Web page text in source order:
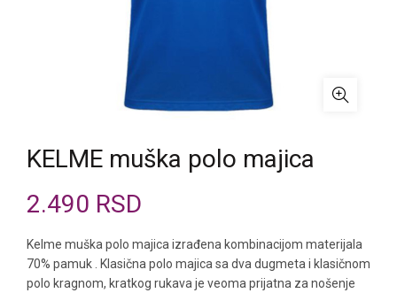
KELME muška polo majica
2.490 RSD
Kelme muška polo majica izrađena kombinacijom materijala
70% pamuk . Klasična polo majica sa dva dugmeta i klasičnom
polo kragnom, kratkog rukava je veoma prijatna za nošenje